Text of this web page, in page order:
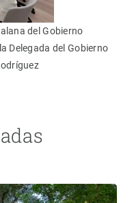
del Gobierno
Delegada del Gobierno